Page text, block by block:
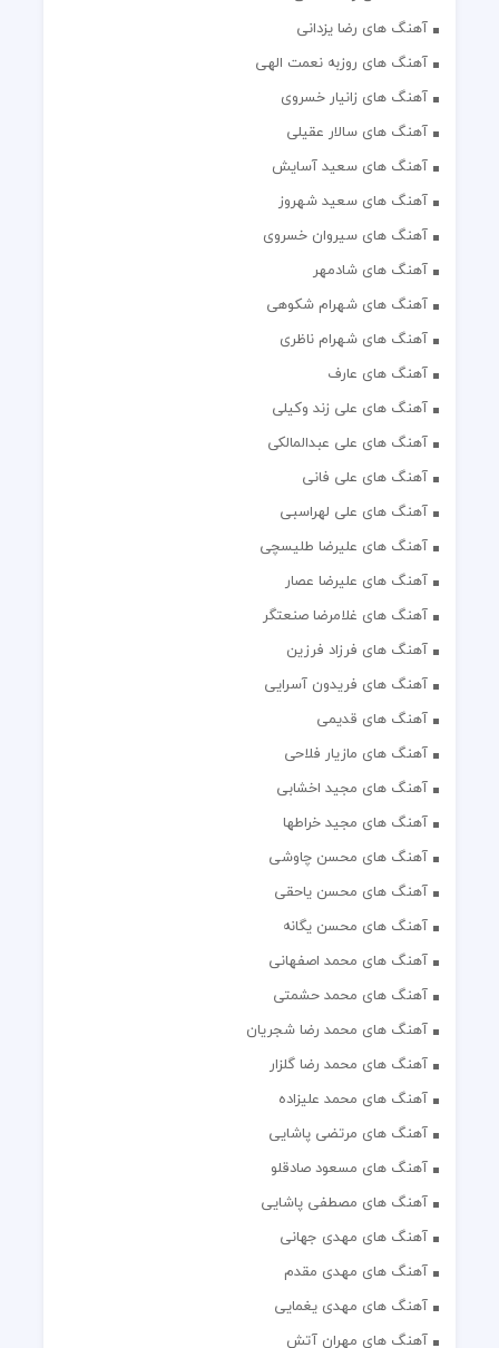
آهنگ های رضا یزدانی
آهنگ های روزبه نعمت الهی
آهنگ های زانیار خسروی
آهنگ های سالار عقیلی
آهنگ های سعید آسایش
آهنگ های سعید شهروز
آهنگ های سیروان خسروی
آهنگ های شادمهر
آهنگ های شهرام شکوهی
آهنگ های شهرام ناظری
آهنگ های عارف
آهنگ های علی زند وکیلی
آهنگ های علی عبدالمالکی
آهنگ های علی فانی
آهنگ های علی لهراسبی
آهنگ های علیرضا طلیسچی
آهنگ های علیرضا عصار
آهنگ های غلامرضا صنعتگر
آهنگ های فرزاد فرزین
آهنگ های فریدون آسرایی
آهنگ های قدیمی
آهنگ های مازیار فلاحی
آهنگ های مجید اخشابی
آهنگ های مجید خراطها
آهنگ های محسن چاوشی
آهنگ های محسن یاحقی
آهنگ های محسن یگانه
آهنگ های محمد اصفهانی
آهنگ های محمد حشمتی
آهنگ های محمد رضا شجریان
آهنگ های محمد رضا گلزار
آهنگ های محمد علیزاده
آهنگ های مرتضی پاشایی
آهنگ های مسعود صادقلو
آهنگ های مصطفی پاشایی
آهنگ های مهدی جهانی
آهنگ های مهدی مقدم
آهنگ های مهدی یغمایی
آهنگ های مهران آتش